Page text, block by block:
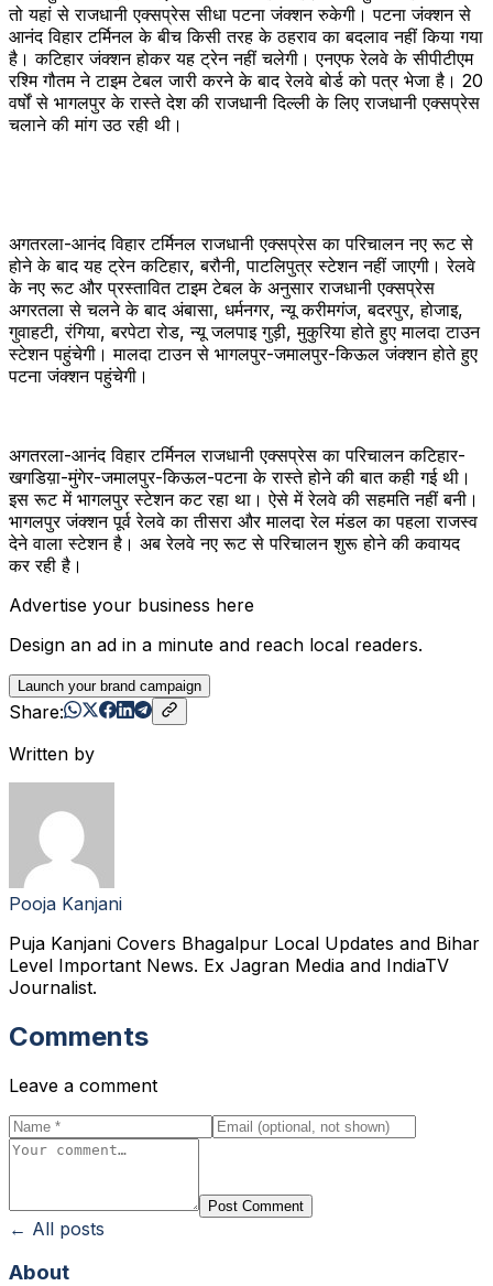
तो यहां से राजधानी एक्सप्रेस सीधा पटना जंक्शन रुकेगी। पटना जंक्शन से
आनंद विहार टर्मिनल के बीच किसी तरह के ठहराव का बदलाव नहीं किया गया
है। कटिहार जंक्शन होकर यह ट्रेन नहीं चलेगी। एनएफ रेलवे के सीपीटीएम
रश्मि गौतम ने टाइम टेबल जारी करने के बाद रेलवे बोर्ड को पत्र भेजा है। 20
वर्षों से भागलपुर के रास्ते देश की राजधानी दिल्ली के लिए राजधानी एक्सप्रेस
चलाने की मांग उठ रही थी।
अगतरला-आनंद विहार टर्मिनल राजधानी एक्सप्रेस का परिचालन नए रूट से
होने के बाद यह ट्रेन कटिहार, बरौनी, पाटलिपुत्र स्टेशन नहीं जाएगी। रेलवे
के नए रूट और प्रस्तावित टाइम टेबल के अनुसार राजधानी एक्सप्रेस
अगरतला से चलने के बाद अंबासा, धर्मनगर, न्यू करीमगंज, बदरपुर, होजाइ,
गुवाहटी, रंगिया, बरपेटा रोड, न्यू जलपाइ गुड़ी, मुकुरिया होते हुए मालदा टाउन
स्टेशन पहुंचेगी। मालदा टाउन से भागलपुर-जमालपुर-किऊल जंक्शन होते हुए
पटना जंक्शन पहुंचेगी।
अगतरला-आनंद विहार टर्मिनल राजधानी एक्सप्रेस का परिचालन कटिहार-
खगडिय़ा-मुंगेर-जमालपुर-किऊल-पटना के रास्ते होने की बात कही गई थी।
इस रूट में भागलपुर स्टेशन कट रहा था। ऐसे में रेलवे की सहमति नहीं बनी।
भागलपुर जंक्शन पूर्व रेलवे का तीसरा और मालदा रेल मंडल का पहला राजस्व
देने वाला स्टेशन है। अब रेलवे नए रूट से परिचालन शुरू होने की कवायद
कर रही है।
Advertise your business here
Design an ad in a minute and reach local readers.
Launch your brand campaign
Share:
Written by
Pooja Kanjani
Puja Kanjani Covers Bhagalpur Local Updates and Bihar
Level Important News. Ex Jagran Media and IndiaTV
Journalist.
Comments
Leave a comment
Post Comment
← All posts
About